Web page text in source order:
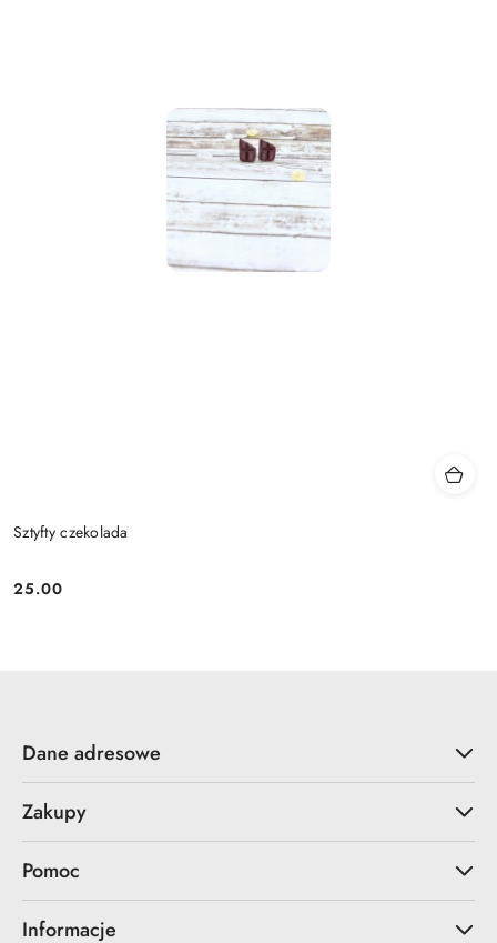
Sztyfty czekolada
Cena:
25.00
Dane adresowe
Zakupy
Pomoc
Informacje